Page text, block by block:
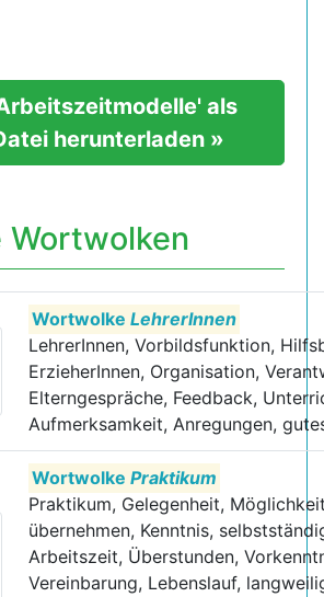
als
herunterladen »
Wortwolken
WortwolkeLehrerInnen
LehrerInnen, Vorbildsfunktion,
ErzieherInnen, Organisation,
Elterngespräche, Feedback,
Aufmerksamkeit, Anregungen,
WortwolkePraktikum
Praktikum, Gelegenheit,
übernehmen, Kenntnis,
Arbeitszeit, Überstunden,
Vereinbarung, Lebenslauf,